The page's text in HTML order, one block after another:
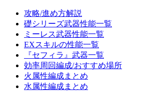
攻略/進め方解説
礎シリーズ武器性能一覧
ミーレス武器性能一覧
EXスキルの性能一覧
『セフィラ』武器一覧
効率周回編成/おすすめ場所
火属性編成まとめ
水属性編成まとめ